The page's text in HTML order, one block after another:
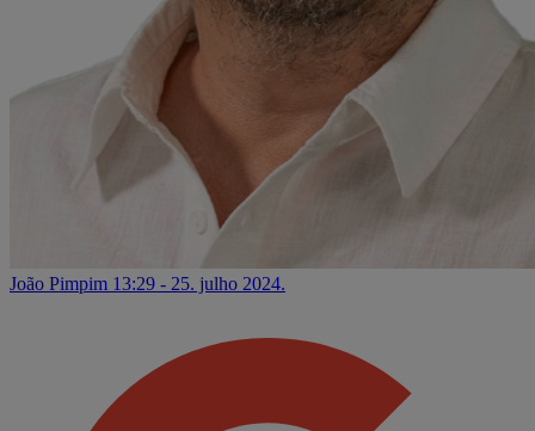
João Pimpim 13:29 - 25. julho 2024.